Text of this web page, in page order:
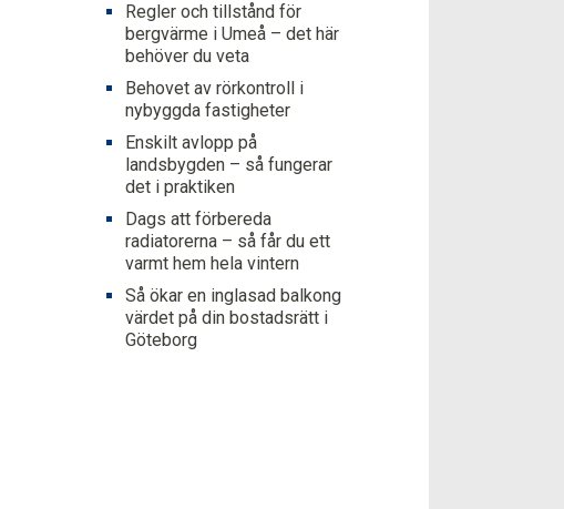
Regler och tillstånd för
bergvärme i Umeå – det här
behöver du veta
Behovet av rörkontroll i
nybyggda fastigheter
Enskilt avlopp på
landsbygden – så fungerar
det i praktiken
Dags att förbereda
radiatorerna – så får du ett
varmt hem hela vintern
Så ökar en inglasad balkong
värdet på din bostadsrätt i
Göteborg